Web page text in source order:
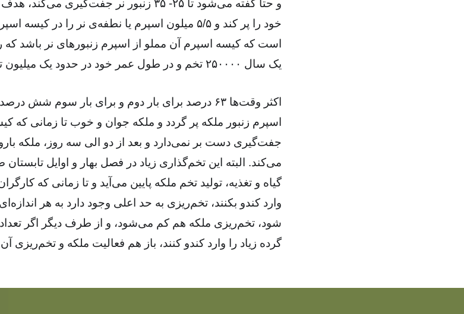
و حتا گفته می‌شود تا ۲۵- ۳۵ زنبور نر
خود را پر کند و ۵/۵ میلون اسپرم یا نطفه‌ی نر را در
یک سال ۲۵۰۰۰۰ تخم و در طول عمر خود در حدود یک میلیون تخم بگذارد.
اکثر وقت‌ها ۶۳ درصد برای بار دوم و برای بار سوم
اسپرم زنبور ملکه پر گردد و ملکه جوان و خوب تا زمانی که
جفت‌گیری دست بر نمی‌دارد و بعد از دو الی سه روز، ملکه
می‌کند. البته این تخم‌گذاری زیاد در فصل بهار و اوایل
گیاه و تغذیه، تولید تخم ملکه پایین می‌آید و تا زمانی که
وارد کندو بکنند، تخم‌ریزی به حد اعلی وجود دارد به هر
شود، تخم‌ریزی ملکه هم کم می‌شود، و از طرف دیگر اگر تعداد
گرده زیاد را وارد کندو کنند، باز هم فعالیت ملکه و تخم‌ریزی